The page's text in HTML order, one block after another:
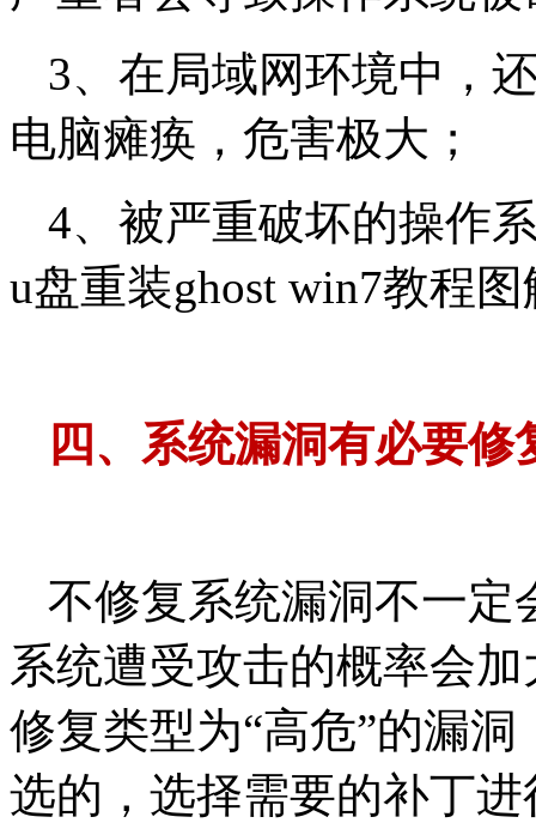
3、在局域网环境中，
电脑瘫痪，危害极大；
4、被严重破坏的操作
u盘重装ghost win7教程
四、系统漏洞有必要修
不修复系统漏洞不一定
系统遭受攻击的概率会
修复类型为“高危”的漏
选的，选择需要的补丁